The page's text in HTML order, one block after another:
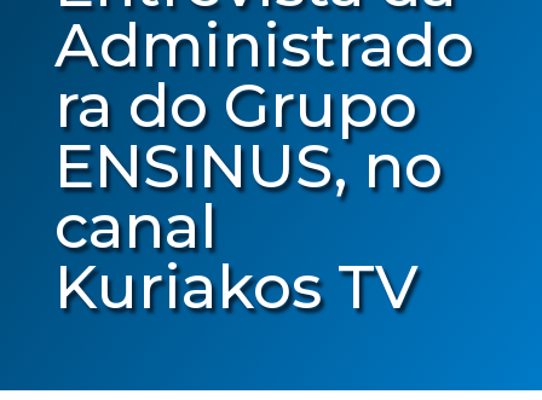
Administrado
ra do Grupo
ENSINUS, no
canal
Kuriakos TV